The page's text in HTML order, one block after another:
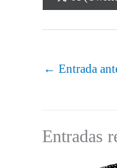
en
← Entrada
Entradas